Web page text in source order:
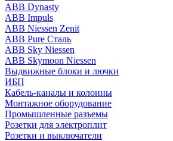
ABB Dynasty
ABB Impuls
ABB Niessen Zenit
ABB Pure Сталь
ABB Sky Niessen
ABB Skymoon Niessen
Выдвижные блоки и лючки
ИБП
Кабель-каналы и колонны
Монтажное оборудование
Промышленные разъемы
Розетки для электроплит
Розетки и выключатели